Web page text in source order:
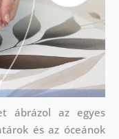
ábrázol az egyes
és az óceánok